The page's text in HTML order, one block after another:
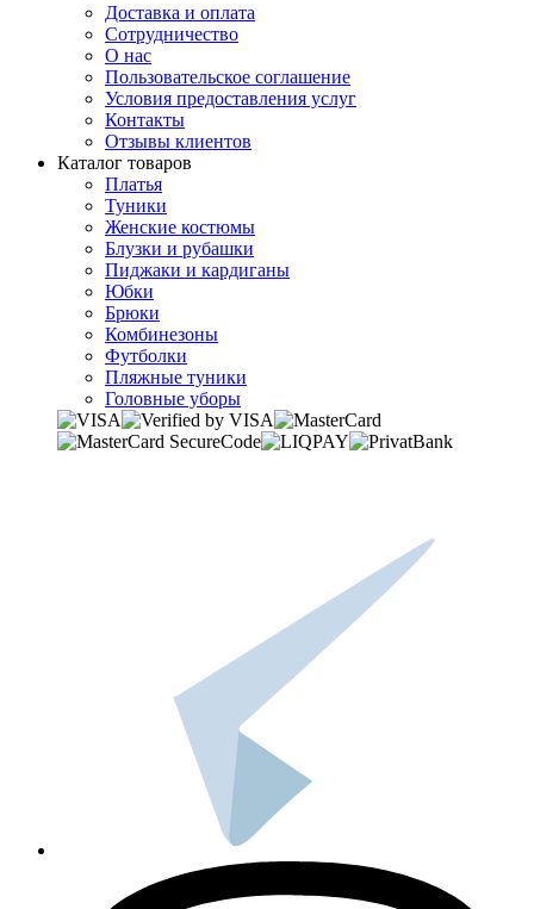
Доставка и оплата
Сотрудничество
О нас
Пользовательское соглашение
Условия предоставления услуг
Контакты
Отзывы клиентов
Каталог товаров
Платья
Туники
Женские костюмы
Блузки и рубашки
Пиджаки и кардиганы
Юбки
Брюки
Комбинезоны
Футболки
Пляжные туники
Головные уборы